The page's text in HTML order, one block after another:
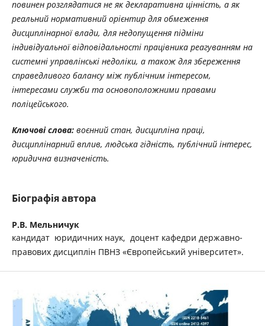
повинен розглядатися не як декларативна цінність, а як
реальний нормативний орієнтир для обмеження
дисциплінарної влади, для недопущення підміни
індивідуальної відповідальності працівника реагуванням на
системні управлінські недоліки, а також для збереження
справедливого балансу між публічним інтересом,
інтересами служби та основоположними правами
поліцейського.
Ключові слова:воєнний стан, дисципліна праці,
дисциплінарний вплив, людська гідність, публічний інтерес,
юридична визначеність.
Біографія автора
Р.В. Мельничук
кандидат юридичних наук, доцент кафедри державно-
правових дисциплін ПВНЗ «Європейський університет».